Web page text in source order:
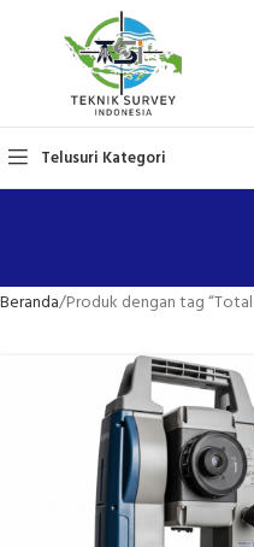
Telusuri Kategori
Beranda Produk dengan tag